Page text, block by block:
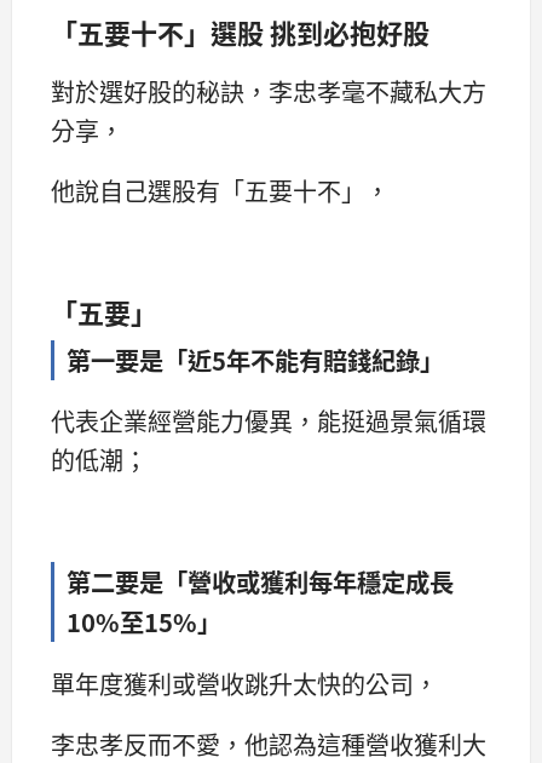
「五要十不」選股 挑到必抱好股
對於選好股的秘訣，李忠孝毫不藏私大方
分享，
他說自己選股有「五要十不」，
「五要」
第一要是「近5年不能有賠錢紀錄」
代表企業經營能力優異，能挺過景氣循環
的低潮；
第二要是「營收或獲利每年穩定成長
10%至15%」
單年度獲利或營收跳升太快的公司，
李忠孝反而不愛，他認為這種營收獲利大